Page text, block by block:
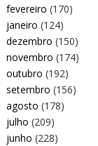
fevereiro (170)
janeiro (124)
dezembro (150)
novembro (174)
outubro (192)
setembro (156)
agosto (178)
julho (209)
junho (228)